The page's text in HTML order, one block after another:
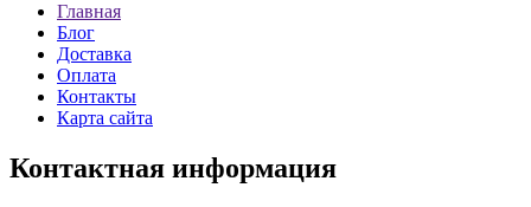
Главная
Блог
Доставка
Оплата
Контакты
Карта сайта
Контактная информация